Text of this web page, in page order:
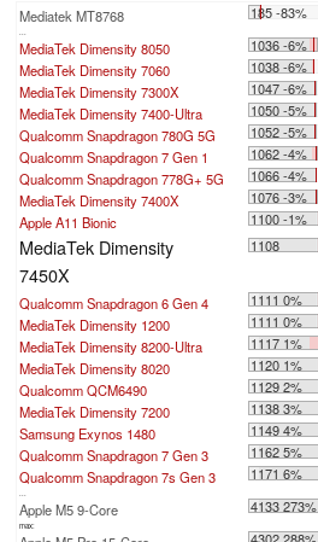
Mediatek MT8768 185 -83%
MediaTek Dimensity 8050
1036 -6%
MediaTek Dimensity 7060
1038 -6%
MediaTek Dimensity 7300X
1047 -6%
MediaTek Dimensity 7400-Ultra
1050 -5%
Qualcomm Snapdragon 780G 5G
1052 -5%
Qualcomm Snapdragon 7 Gen 1
1062 -4%
Qualcomm Snapdragon 778G+ 5G
1066 -4%
MediaTek Dimensity 7400X
1076 -3%
Apple A11 Bionic
1100 -1%
MediaTek Dimensity
7450X
1108
Qualcomm Snapdragon 6 Gen 4
1111 0%
MediaTek Dimensity 1200
1111 0%
MediaTek Dimensity 8200-Ultra
1117 1%
MediaTek Dimensity 8020
1120 1%
Qualcomm QCM6490
1129 2%
MediaTek Dimensity 7200
1138 3%
Samsung Exynos 1480
1149 4%
Qualcomm Snapdragon 7 Gen 3
1162 5%
Qualcomm Snapdragon 7s Gen 3
1171 6%
Apple M5 9-Core 4133 273%
max:
4302 288%